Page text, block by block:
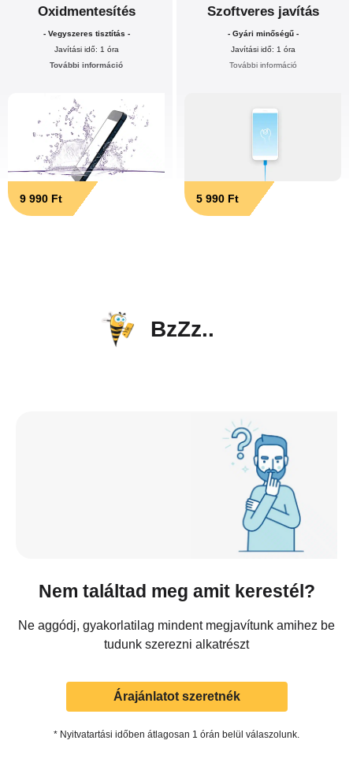
Oxidmentesítés
- Vegyszeres tisztítás -
Javítási idő: 1 óra
További információ
9 990 Ft
Szoftveres javítás
- Gyári minőségű -
Javítási idő: 1 óra
További információ
5 990 Ft
BzZz..
Nem találtad meg amit kerestél?
Ne aggódj, gyakorlatilag mindent megjavítunk amihez be
tudunk szerezni alkatrészt
Árajánlatot szeretnék
* Nyitvatartási időben átlagosan 1 órán belül válaszolunk.